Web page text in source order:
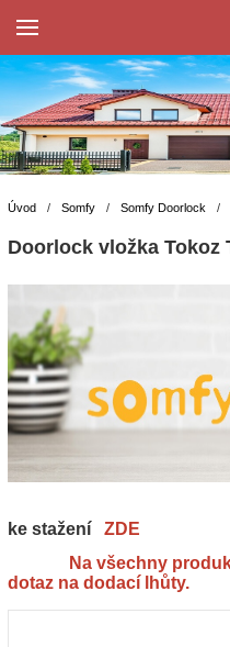
Úvod / Somfy / Somfy Doorlock /
Doorlock vložka Tokoz
ke stažení ZDE
Na všechny
dotaz na dodací lhůty.